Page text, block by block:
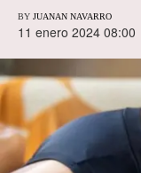
BY JUANAN NAVARRO
11 enero 2024 08:00